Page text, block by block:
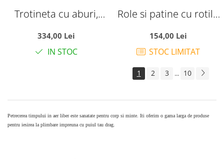
Trotineta cu aburi,
Bluetooth si cablu USB,
TR07, rosu
334,00 Lei
IN STOC
Role si patine cu rotile
cu lumini, masuri
reglabile 31-34, albastru
S
154,00 Lei
STOC LIMITAT
1 2 3 ... 10
Petrecerea timpului in aer liber este sanatate pentru corp si minte. Iti oferim o gama larga de produse
pentru iesirea la plimbare impreuna cu puiul tau drag.